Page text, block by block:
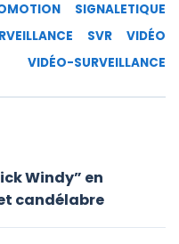
SIGNALETIQUE
SVR
VIDÉO
VIDÉO-SURVEILLANCE
Windy” en
candélabre